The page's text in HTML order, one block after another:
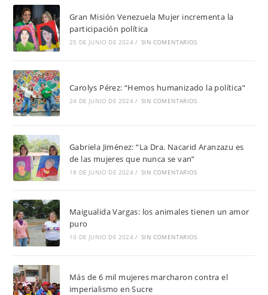
Gran Misión Venezuela Mujer incrementa la
participación política
25 DE JUNIO DE 2024 / SIN COMENTARIOS
Carolys Pérez: “Hemos humanizado la política”
24 DE JUNIO DE 2024 / SIN COMENTARIOS
Gabriela Jiménez: “La Dra. Nacarid Aranzazu es
de las mujeres que nunca se van”
18 DE JUNIO DE 2024 / SIN COMENTARIOS
Maigualida Vargas: los animales tienen un amor
puro
10 DE JUNIO DE 2024 / SIN COMENTARIOS
Más de 6 mil mujeres marcharon contra el
imperialismo en Sucre